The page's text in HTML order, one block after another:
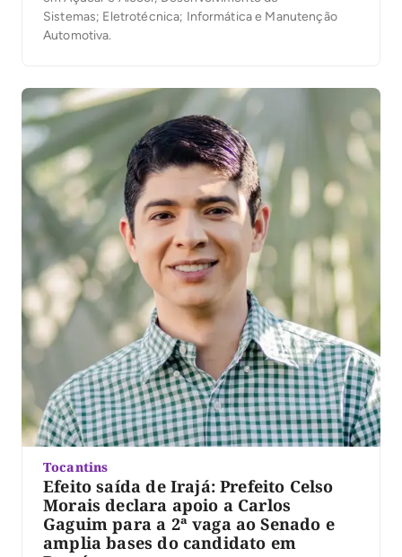
Sistemas; Eletrotécnica; Informática e Manutenção
Automotiva.
Tocantins
Efeito saída de Irajá: Prefeito Celso
Morais declara apoio a Carlos
Gaguim para a 2ª vaga ao Senado e
amplia bases do candidato em